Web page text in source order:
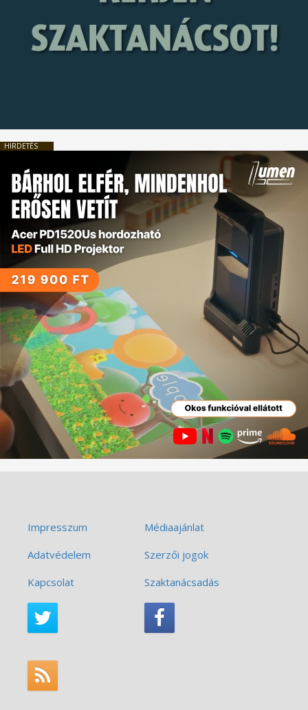
HIRDETÉS
Impresszum
Médiaajánlat
Adatvédelem
Szerzői jogok
Kapcsolat
Szaktanácsadás